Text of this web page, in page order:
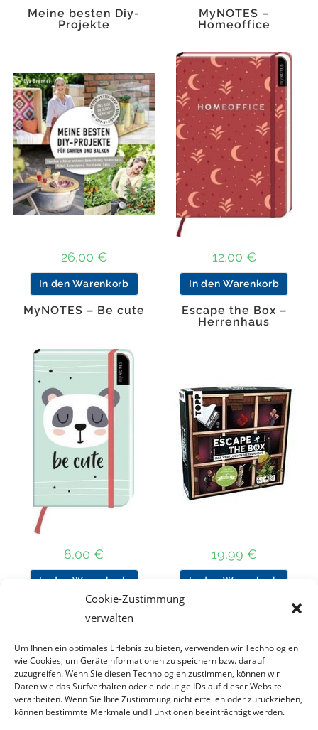
Cookie-Zustimmung
verwalten
Um Ihnen ein optimales Erlebnis zu bieten, verwenden wir Technologien
wie Cookies, um Geräteinformationen zu speichern bzw. darauf
zuzugreifen. Wenn Sie diesen Technologien zustimmen, können wir
Daten wie das Surfverhalten oder eindeutige IDs auf dieser Website
verarbeiten. Wenn Sie Ihre Zustimmung nicht erteilen oder zurückziehen,
können bestimmte Merkmale und Funktionen beeinträchtigt werden.
Meine besten Diy-
Projekte
26,00 €
In den Warenkorb
MyNOTES –
Homeoffice
12,00 €
In den Warenkorb
MyNOTES – Be cute
8,00 €
In den Warenkorb
Escape the Box –
Herrenhaus
19,99 €
In den Warenkorb
Nach Preis filtern
Kategorie
auswählen